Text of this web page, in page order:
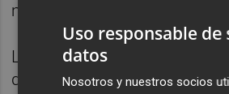
maratón, 22K y 12K
La oportunidad de vivir un fin
deporte, cultura, ocio y
Uso responsable de
datos
Nosotros y nuestros socios